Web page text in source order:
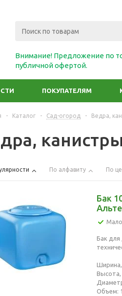
Внимание! Предложение по
публичной офертой.
ПОКУПАТЕЛЯМ
- Каталог - Сад-огород - Ведра,
По алфавиту По
Бак
Мало
Бак для
Ширина,
Высота,
Объем: